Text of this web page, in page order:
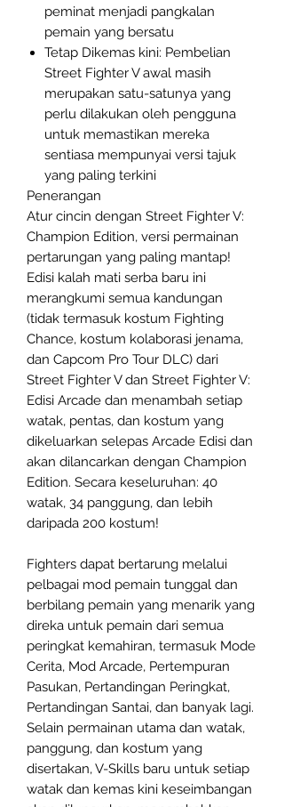
peminat menjadi pangkalan
pemain yang bersatu
Tetap Dikemas kini: Pembelian
Street Fighter V awal masih
merupakan satu-satunya yang
perlu dilakukan oleh pengguna
untuk memastikan mereka
sentiasa mempunyai versi tajuk
yang paling terkini
Penerangan
Atur cincin dengan Street Fighter V:
Champion Edition, versi permainan
pertarungan yang paling mantap!
Edisi kalah mati serba baru ini
merangkumi semua kandungan
(tidak termasuk kostum Fighting
Chance, kostum kolaborasi jenama,
dan Capcom Pro Tour DLC) dari
Street Fighter V dan Street Fighter V:
Edisi Arcade dan menambah setiap
watak, pentas, dan kostum yang
dikeluarkan selepas Arcade Edisi dan
akan dilancarkan dengan Champion
Edition. Secara keseluruhan: 40
watak, 34 panggung, dan lebih
daripada 200 kostum!
Fighters dapat bertarung melalui
pelbagai mod pemain tunggal dan
berbilang pemain yang menarik yang
direka untuk pemain dari semua
peringkat kemahiran, termasuk Mode
Cerita, Mod Arcade, Pertempuran
Pasukan, Pertandingan Peringkat,
Pertandingan Santai, dan banyak lagi.
Selain permainan utama dan watak,
panggung, dan kostum yang
disertakan, V-Skills baru untuk setiap
watak dan kemas kini keseimbangan